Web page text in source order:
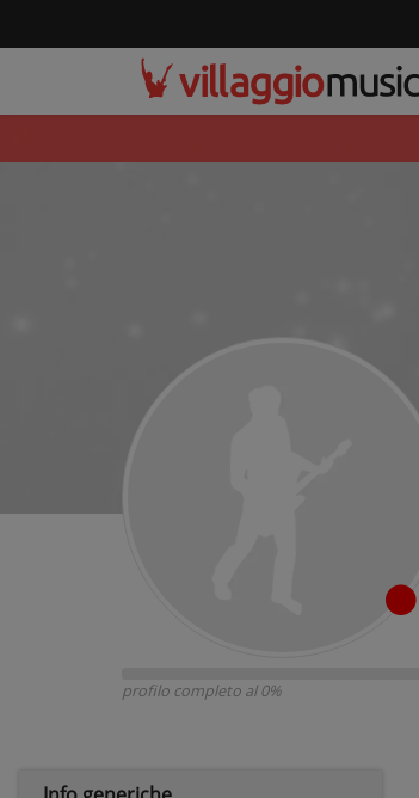
profilo completo al 0%